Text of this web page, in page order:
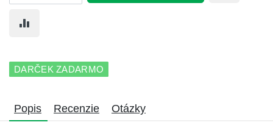
DARČEK ZADARMO
Popis Recenzie Otázky